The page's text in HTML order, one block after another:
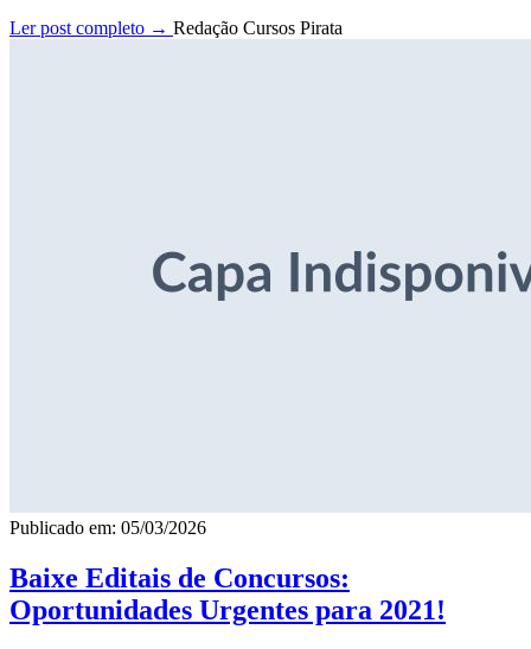
Ler post completo → Redação Cursos Pirata
Publicado em: 05/03/2026
Baixe Editais de Concursos:
Oportunidades Urgentes para 2021!